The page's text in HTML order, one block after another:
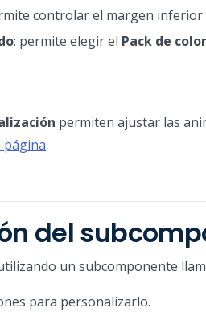
controlar el margen inferior
: permite elegir el Pack de
permiten ajustar las
página.
del
un subcomponente
para personalizarlo.